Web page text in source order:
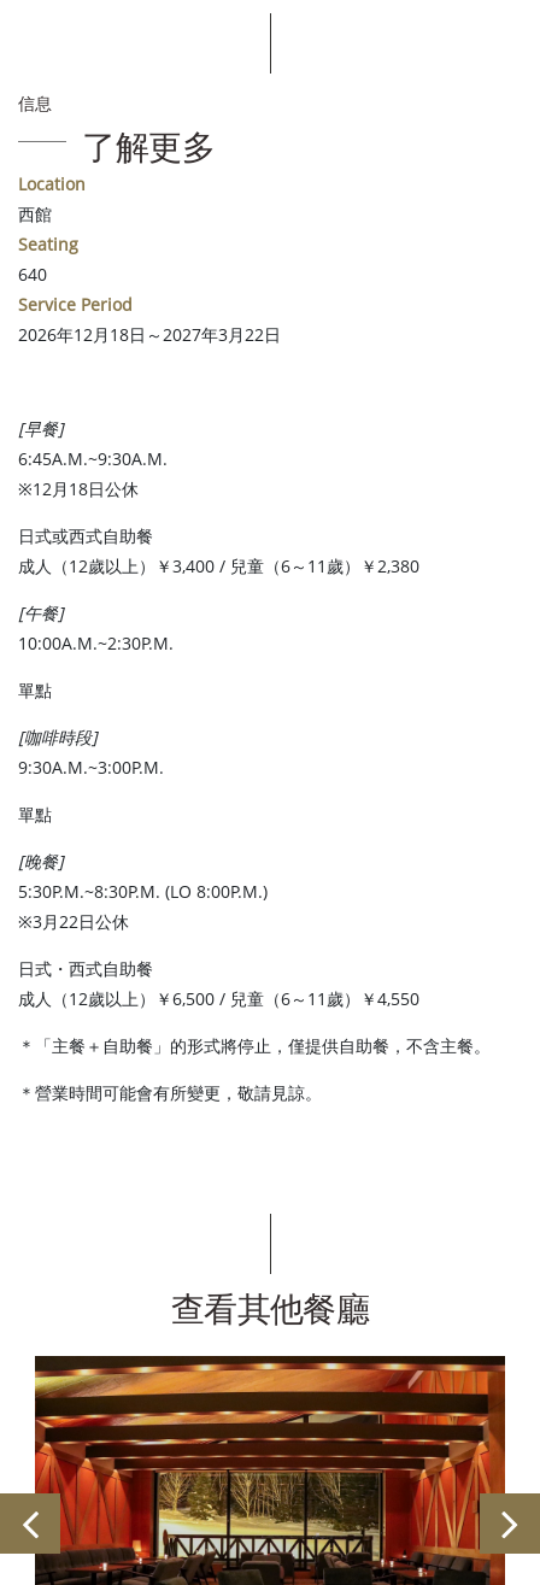
信息
了解更多
Location
西館
Seating
640
Service Period
2026年12月18日～2027年3月22日
[早餐]
6:45A.M.~9:30A.M.
※12月18日公休
日式或西式自助餐
成人（12歲以上）￥3,400 / 兒童（6～11歲）￥2,380
[午餐]
10:00A.M.~2:30P.M.
單點
[咖啡時段]
9:30A.M.~3:00P.M.
單點
[晚餐]
5:30P.M.~8:30P.M. (LO 8:00P.M.)
※3月22日公休
日式・西式自助餐
成人（12歲以上）￥6,500 / 兒童（6～11歲）￥4,550
＊「主餐＋自助餐」的形式將停止，僅提供自助餐，不含主餐。
＊營業時間可能會有所變更，敬請見諒。
查看其他餐廳